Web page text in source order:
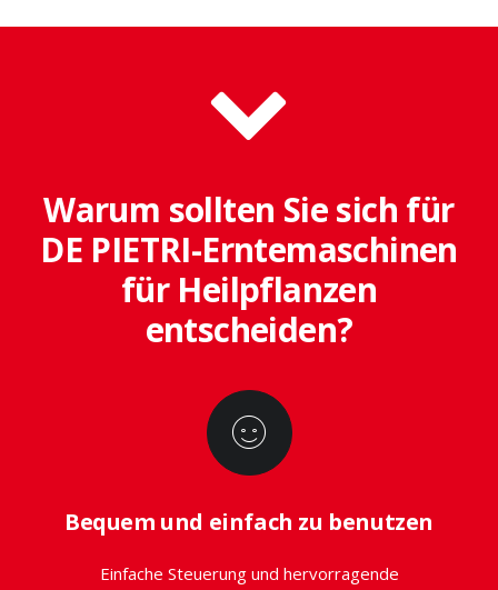
Warum sollten Sie sich für
DE PIETRI-Erntemaschinen
für Heilpflanzen
entscheiden?
Bequem und einfach zu benutzen
Einfache Steuerung und hervorragende